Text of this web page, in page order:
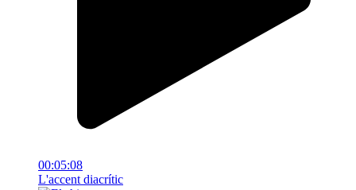
00:05:08
L'accent diacrític